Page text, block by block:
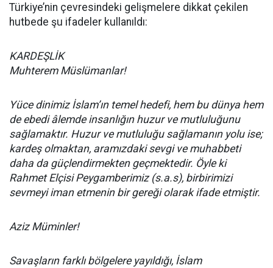
Türkiye’nin çevresindeki gelişmelere dikkat çekilen
hutbede şu ifadeler kullanıldı:
KARDEŞLİK
Muhterem Müslümanlar!
Yüce dinimiz İslam’ın temel hedefi, hem bu dünya hem
de ebedi âlemde insanlığın huzur ve mutluluğunu
sağlamaktır. Huzur ve mutluluğu sağlamanın yolu ise;
kardeş olmaktan, aramızdaki sevgi ve muhabbeti
daha da güçlendirmekten geçmektedir. Öyle ki
Rahmet Elçisi Peygamberimiz (s.a.s), birbirimizi
sevmeyi iman etmenin bir gereği olarak ifade etmiştir.
Aziz Müminler!
Savaşların farklı bölgelere yayıldığı, İslam